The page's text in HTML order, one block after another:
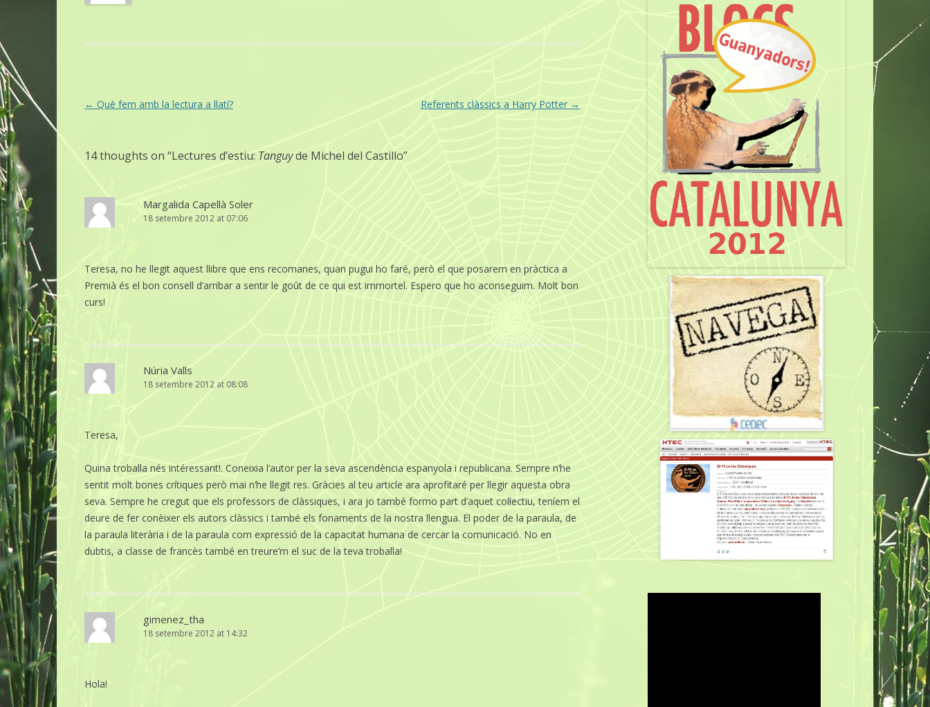
Post
← Què fem amb la lectura a llatí? Referents clàssics a Harry Potter →
14 thoughts on “Lectures d’estiu: Tanguyde Michel del Castillo”
Margalida Capellà Soler
18 setembre 2012 at 07:06
Teresa, no he llegit aquest llibre que ens recomanes, quan pugui ho faré, però el que posarem en pràctica a
Premià és el bon consell d’arribar a sentir le goût de ce qui est immortel. Espero que ho aconseguim. Molt bon
curs!
Núria Valls
18 setembre 2012 at 08:08
Teresa,
Quina troballa nés intéressant!. Coneixia l’autor per la seva ascendència espanyola i republicana. Sempre n’he
sentit molt bones crítiques però mai n’he llegit res. Gràcies al teu article ara aprofitaré per llegir aquesta obra
seva. Sempre he cregut que els professors de clàssiques, i ara jo també formo part d’aquet col·lectiu, teníem el
deure de fer conèixer els autors clàssics i també els fonaments de la nostra llengua. El poder de la paraula, de
la paraula literària i de la paraula com expressió de la capacitat humana de cercar la comunicació. No en
dubtis, a classe de francès també en treure’m el suc de la teva troballa!
gimenez_tha
18 setembre 2012 at 14:32
Hola!